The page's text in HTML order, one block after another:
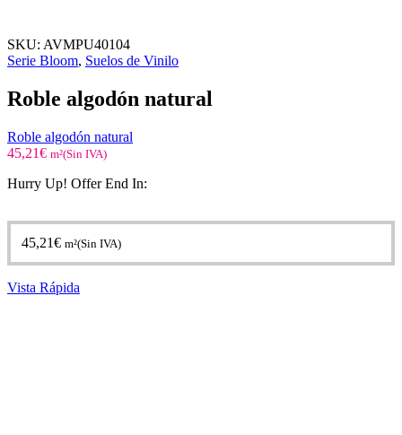
SKU: AVMPU40104
Serie Bloom, Suelos de Vinilo
Roble algodón natural
Roble algodón natural
45,21€ m²(Sin IVA)
Hurry Up! Offer End In:
45,21€ m²(Sin IVA)
Vista Rápida